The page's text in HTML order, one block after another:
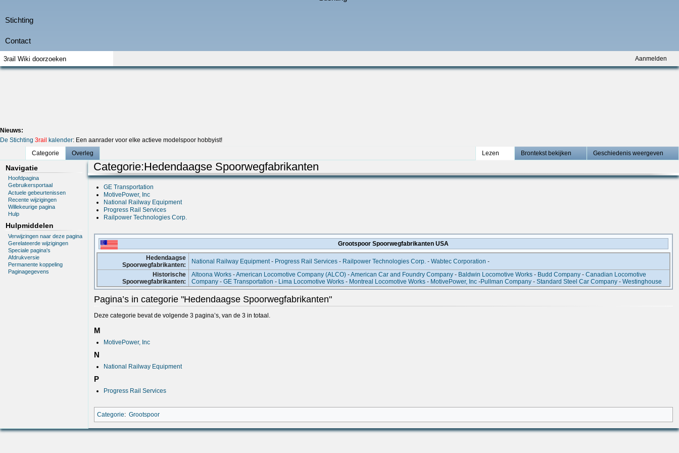
Aanmelden
Nieuws:
De Stichting 3rail kalender: Een aanrader voor elke actieve modelspoor hobbyist!
Categorie
Overleg Lezen Brontekst bekijken Geschiedenis weergeven
Navigatie
Hoofdpagina
Gebruikersportaal
Actuele gebeurtenissen
Recente wijzigingen
Willekeurige pagina
Hulp
Hulpmiddelen
Verwijzingen naar deze pagina
Gerelateerde wijzigingen
Speciale pagina's
Afdrukversie
Permanente koppeling
Paginagegevens
Categorie:Hedendaagse Spoorwegfabrikanten
GE Transportation
MotivePower, Inc
National Railway Equipment
Progress Rail Services
Railpower Technologies Corp.
Grootspoor Spoorwegfabrikanten USA
Hedendaagse
Spoorwegfabrikanten:
National Railway Equipment- Progress Rail Services- Railpower Technologies Corp.- Wabtec Corporation -
Historische
Spoorwegfabrikanten:
Altoona Works-American Locomotive Company (ALCO)-American Car and Foundry Company- Baldwin Locomotive Works- Budd Company- Canadian Locomotive
Company- GE Transportation - Lima Locomotive Works- Montreal Locomotive Works- MotivePower, Inc-Pullman Company- Standard Steel Car Company- Westinghouse
Pagina’s in categorie "Hedendaagse Spoorwegfabrikanten"
Deze categorie bevat de volgende 3 pagina’s, van de 3 in totaal.
M
MotivePower, Inc
N
National Railway Equipment
P
Progress Rail Services
Categorie: Grootspoor